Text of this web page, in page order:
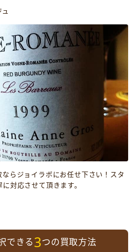
らジョイラボにお任せ下さい！スタ
対応させて頂きます。
できる3つの買取方法